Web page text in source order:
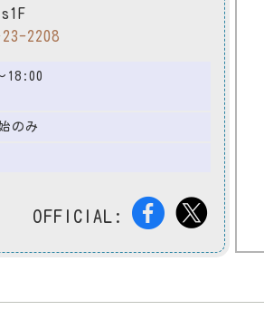
2208
18:00
のみ
OFFICIAL: